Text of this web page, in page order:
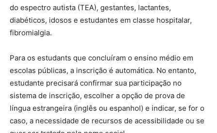
do espectro autista (TEA), gestantes, lactantes,
diabéticos, idosos e estudantes em classe hospitalar,
fibromialgia.
Para os estudants que concluíram o ensino médio em
escolas públicas, a inscrição é automática. No entanto,
estudante precisará confirmar sua participação no
sistema de inscrição, escolher a opção de prova de
língua estrangeira (inglês ou espanhol) e indicar, se for o
caso, a necessidade de recursos de acessibilidade ou se